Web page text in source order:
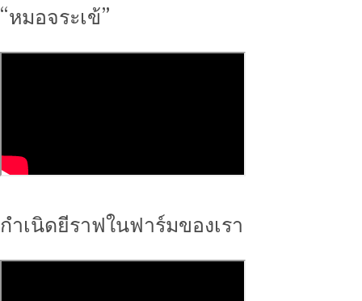
“หมอจระเข้”
กำเนิดยีราฟในฟาร์มของเรา